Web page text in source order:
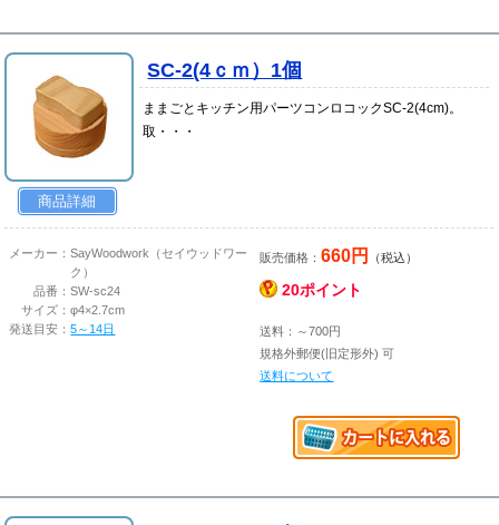
商品詳細
SC-2(4ｃｍ）1個
ままごとキッチン用パーツコンロコックSC-2(4cm)。
取・・・
メーカー：SayWoodwork（セイウッドワー
ク）
品番：SW-sc24
サイズ：φ4×2.7cm
発送目安：5～14日
販売価格：660円 （税込）
20ポイント
送料：～700円
規格外郵便(旧定形外) 可
送料について